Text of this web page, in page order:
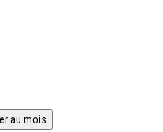
au mois